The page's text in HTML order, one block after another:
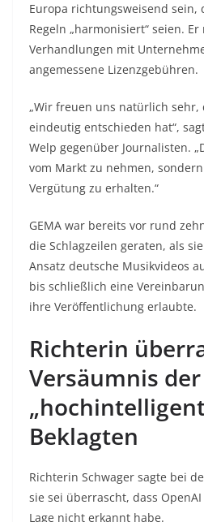
Europa richtungsweisend sein,
Regeln „harmonisiert“ seien.
Verhandlungen mit
angemessene Lizenzgebühren.
„Wir freuen uns natürlich sehr,
eindeutig entschieden hat“,
Welp gegenüber Journalisten.
vom Markt zu nehmen,
Vergütung zu erhalten.“
GEMA war bereits vor rund
die Schlagzeilen geraten, als
Ansatz deutsche Musikvideos
bis schließlich eine
ihre Veröffentlichung erlaubte.
Richterin
Versäumnis der
Beklagten
Richterin Schwager sagte bei
sie sei überrascht, dass
Lage nicht erkannt habe.